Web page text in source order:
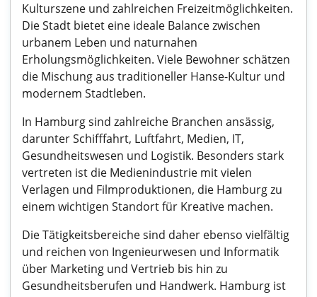
Kulturszene und zahlreichen Freizeitmöglichkeiten.
Die Stadt bietet eine ideale Balance zwischen
urbanem Leben und naturnahen
Erholungsmöglichkeiten. Viele Bewohner schätzen
die Mischung aus traditioneller Hanse-Kultur und
modernem Stadtleben.
In Hamburg sind zahlreiche Branchen ansässig,
darunter Schifffahrt, Luftfahrt, Medien, IT,
Gesundheitswesen und Logistik. Besonders stark
vertreten ist die Medienindustrie mit vielen
Verlagen und Filmproduktionen, die Hamburg zu
einem wichtigen Standort für Kreative machen.
Die Tätigkeitsbereiche sind daher ebenso vielfältig
und reichen von Ingenieurwesen und Informatik
über Marketing und Vertrieb bis hin zu
Gesundheitsberufen und Handwerk. Hamburg ist